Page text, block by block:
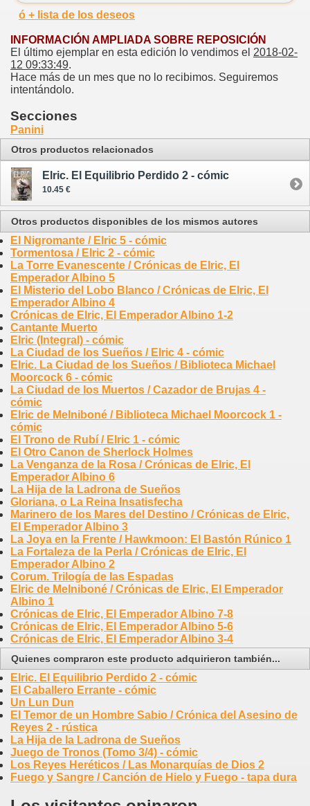
ó + lista de los deseos
INFORMACIÓN AMPLIADA SOBRE REPOSICIÓN
El último ejemplar en esta edición lo vendimos el 2018-02-
12 09:33:49.
Hace más de un mes que no lo recibimos. Seguiremos
intentándolo.
Secciones
Panini
Otros productos relacionados
Elric. El Equilibrio Perdido 2 - cómic
10.45 €
Otros productos disponibles de los mismos autores
El Nigromante / Elric 5 - cómic
Tormentosa / Elric 2 - cómic
La Torre Evanescente / Crónicas de Elric, El
Emperador Albino 5
El Misterio del Lobo Blanco / Crónicas de Elric, El
Emperador Albino 4
Crónicas de Elric, El Emperador Albino 1-2
Cantante Muerto
Elric (Integral) - cómic
La Ciudad de los Sueños / Elric 4 - cómic
Elric. La Ciudad de los Sueños / Biblioteca Michael
Moorcock 6 - cómic
La Ciudad de los Muertos / Cazador de Brujas 4 -
cómic
Elric de Melniboné / Biblioteca Michael Moorcock 1 -
cómic
El Trono de Rubí / Elric 1 - cómic
El Otro Canon de Sherlock Holmes
La Venganza de la Rosa / Crónicas de Elric, El
Emperador Albino 6
La Hija de la Ladrona de Sueños
Gloriana, o La Reina Insatisfecha
Marinero de los Mares del Destino / Crónicas de Elric,
El Emperador Albino 3
La Joya en la Frente / Hawkmoon: El Bastón Rúnico 1
La Fortaleza de la Perla / Crónicas de Elric, El
Emperador Albino 2
Corum. Trilogía de las Espadas
Elric de Melniboné / Crónicas de Elric, El Emperador
Albino 1
Crónicas de Elric, El Emperador Albino 7-8
Crónicas de Elric, El Emperador Albino 5-6
Crónicas de Elric, El Emperador Albino 3-4
Quienes compraron este producto adquirieron también...
Elric. El Equilibrio Perdido 2 - cómic
El Caballero Errante - cómic
Un Lun Dun
El Temor de un Hombre Sabio / Crónica del Asesino de
Reyes 2 - rústica
La Hija de la Ladrona de Sueños
Juego de Tronos (Tomo 3/4) - cómic
Los Reyes Heréticos / Las Monarquías de Dios 2
Fuego y Sangre / Canción de Hielo y Fuego - tapa dura